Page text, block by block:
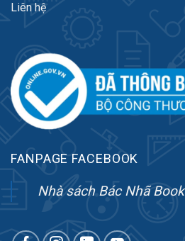
Liên hệ
FANPAGE FACEBOOK
Nhà sách Bác Nhã Book